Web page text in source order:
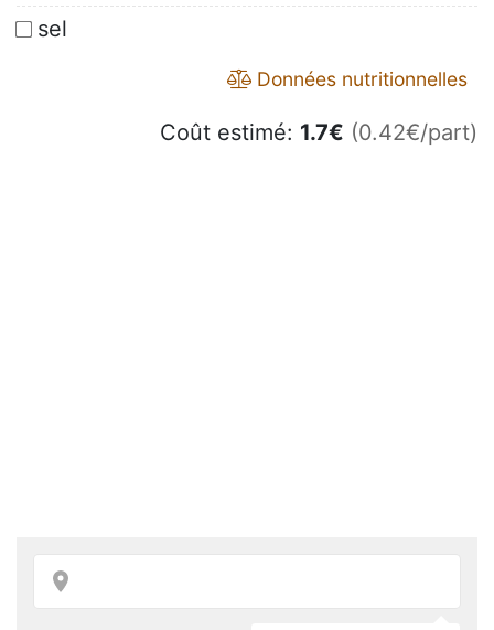
sel
Données nutritionnelles
Coût estimé: 1.7€ (0.42€/part)